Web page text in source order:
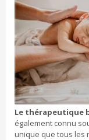
Le thérapeutique
également connu
unique que tous les